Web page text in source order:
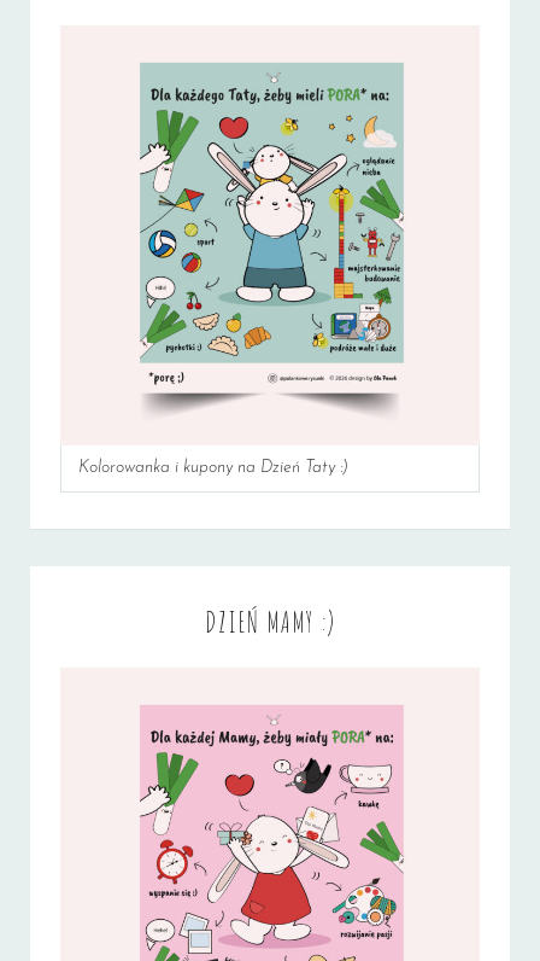
Kolorowanka i kupony na Dzień Taty :)
DZIEŃ MAMY :)